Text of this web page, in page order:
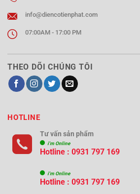
info@diencotienphat.com
07:00AM - 17:00 PM
THEO DÕI CHÚNG TÔI
HOTLINE
Tư vấn sản phẩm
i'm Online
Hotline : 0931 797 169
i'm Online
Hotline : 0931 797 169